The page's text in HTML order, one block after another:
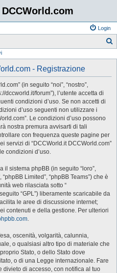
Login
- Registrazione
(in seguito “noi”, “nostro”,
dccworld.it/forum”), l’utente accetta di
condizioni d’uso. Se non accetti di
d’uso seguenti non utilizzare i
Le condizioni d’uso possono
nostra premura avvisarti di tali
con frequenza queste pagine per
servizi di “DCCWorld.it DCCWorld.com”
condizioni d’uso.
il sistema phpBB (in seguito “loro”,
Limited”, “phpBB Teams”) che è
web rilasciata sotto “
“GPL”) liberamente scaricabile da
le aree di discussione internet;
contenuti e della gestione. Per ulteriori
.
oscenità, volgarità, calunnia,
o qualsiasi altro tipo di materiale che
Stato, o dello Stato dove
o di una Legge internazionale. Fare
divieto di accesso, con notifica al tuo